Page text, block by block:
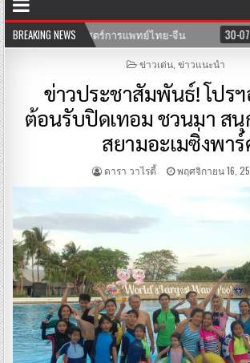
BREAKING NEWS
สตร์การแพทย์ไทย-จีน 30-07-2569 ซีรีย์
POSTED
ข่าวเด่น, ข่าวแนะนำ
ข่าวประชาสัมพันธ์! โปร
ต้อนรับปิดเทอม ชวนมา ส
สยามอะเมซิ่งพา
ดารา วาไรตี้ พฤศจิกายน 16,